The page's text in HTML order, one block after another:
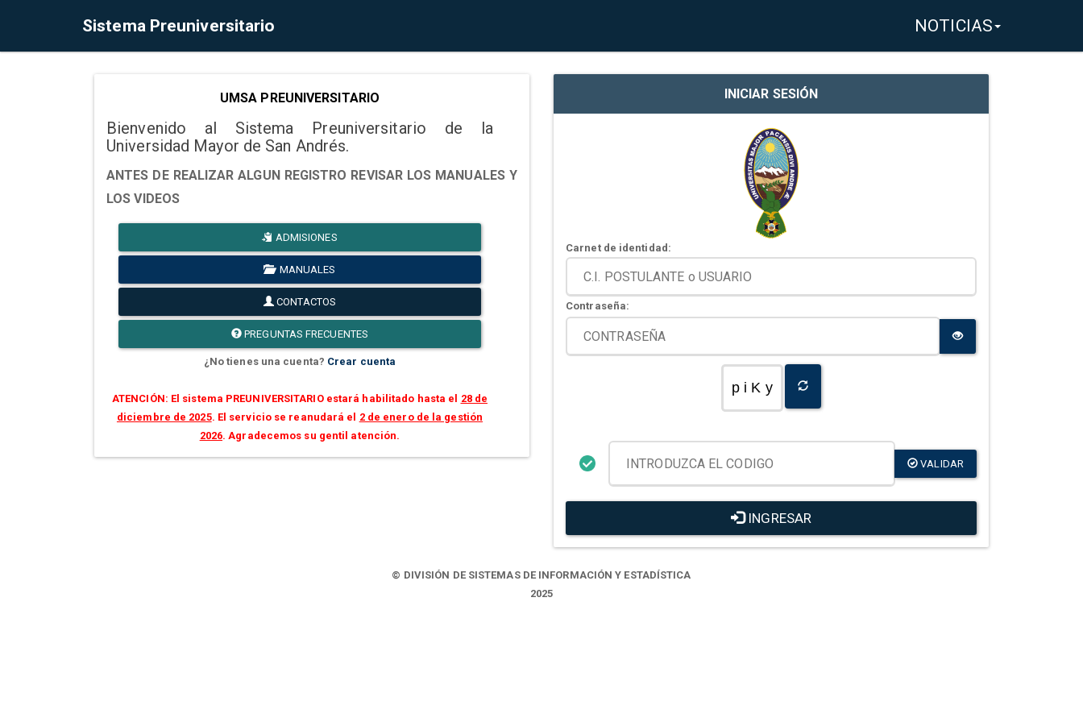
Sistema Preuniversitario NOTICIAS
UMSA PREUNIVERSITARIO
Bienvenido al Sistema Preuniversitario de la
Universidad Mayor de San Andrés.
ANTES DE REALIZAR ALGUN REGISTRO REVISAR LOS MANUALES Y
LOS VIDEOS
ADMISIONES
MANUALES
CONTACTOS
PREGUNTAS FRECUENTES
¿No tienes una cuenta? Crear cuenta
ATENCIÓN: El sistema PREUNIVERSITARIO estará habilitado hasta el 28 de
diciembre de 2025. El servicio se reanudará el 2 de enero de la gestión
2026. Agradecemos su gentil atención.
INICIAR SESIÓN
Carnet de identidad:
Contraseña:
p i K y
VALIDAR
INGRESAR
© DIVISIÓN DE SISTEMAS DE INFORMACIÓN Y ESTADÍSTICA
2025